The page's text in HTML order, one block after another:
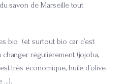
savon de Marseille tout
bio (et surtout bio car c’est
régulièrement (jojoba,
très économique, huile d’olive
…).